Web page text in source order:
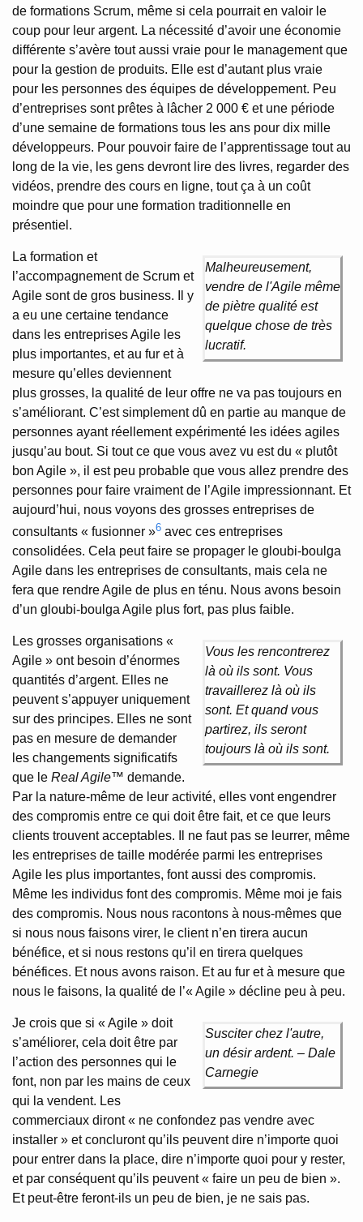
de formations Scrum, même si cela pourrait en valoir le
coup pour leur argent. La nécessité d’avoir une économie
différente s’avère tout aussi vraie pour le management que
pour la gestion de produits. Elle est d’autant plus vraie
pour les personnes des équipes de développement. Peu
d’entreprises sont prêtes à lâcher 2 000 € et une période
d’une semaine de formations tous les ans pour dix mille
développeurs. Pour pouvoir faire de l’apprentissage tout au
long de la vie, les gens devront lire des livres, regarder des
vidéos, prendre des cours en ligne, tout ça à un coût
moindre que pour une formation traditionnelle en
présentiel.
Malheureusement,
vendre de l'Agile même
de piètre qualité est
quelque chose de très
lucratif.
La formation et
l’accompagnement de Scrum et
Agile sont de gros business. Il y
a eu une certaine tendance
dans les entreprises Agile les
plus importantes, et au fur et à
mesure qu’elles deviennent
plus grosses, la qualité de leur offre ne va pas toujours en
s’améliorant. C’est simplement dû en partie au manque de
personnes ayant réellement expérimenté les idées agiles
jusqu’au bout. Si tout ce que vous avez vu est du « plutôt
bon Agile », il est peu probable que vous allez prendre des
personnes pour faire vraiment de l’Agile impressionnant. Et
aujourd’hui, nous voyons des grosses entreprises de
consultants « fusionner »6 avec ces entreprises
consolidées. Cela peut faire se propager le gloubi-boulga
Agile dans les entreprises de consultants, mais cela ne
fera que rendre Agile de plus en ténu. Nous avons besoin
d’un gloubi-boulga Agile plus fort, pas plus faible.
Vous les rencontrerez
là où ils sont. Vous
travaillerez là où ils
sont. Et quand vous
partirez, ils seront
toujours là où ils sont.
Les grosses organisations «
Agile » ont besoin d’énormes
quantités d’argent. Elles ne
peuvent s’appuyer uniquement
sur des principes. Elles ne sont
pas en mesure de demander
les changements significatifs
que le Real Agile™ demande.
Par la nature-même de leur activité, elles vont engendrer
des compromis entre ce qui doit être fait, et ce que leurs
clients trouvent acceptables. Il ne faut pas se leurrer, même
les entreprises de taille modérée parmi les entreprises
Agile les plus importantes, font aussi des compromis.
Même les individus font des compromis. Même moi je fais
des compromis. Nous nous racontons à nous-mêmes que
si nous nous faisons virer, le client n’en tirera aucun
bénéfice, et si nous restons qu’il en tirera quelques
bénéfices. Et nous avons raison. Et au fur et à mesure que
nous le faisons, la qualité de l’« Agile » décline peu à peu.
Susciter chez l'autre,
un désir ardent. – Dale
Carnegie
Je crois que si « Agile » doit
s’améliorer, cela doit être par
l’action des personnes qui le
font, non par les mains de ceux
qui la vendent. Les
commerciaux diront « ne confondez pas vendre avec
installer » et concluront qu’ils peuvent dire n’importe quoi
pour entrer dans la place, dire n’importe quoi pour y rester,
et par conséquent qu’ils peuvent « faire un peu de bien ».
Et peut-être feront-ils un peu de bien, je ne sais pas.